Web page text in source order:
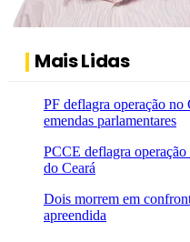
Mais Lidas
PF deflagra operação no
emendas parlamentares
PCCE deflagra
do Ceará
Dois morrem em
apreendida